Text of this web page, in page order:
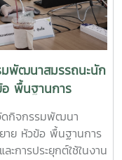
น ภายใต้แนวคิด "พลัง
นพื้นที่ สร้างนวัตกร
งยืน" . ผลงานวิจัย
ษฐกิจฐานรากด้วย
เห็ดโคนน้อยในโรง
งการโดย ดร.วุฒิ
ทยาลัยแม่โจ้ ร่วมกับ
ชรพงศ์ โพธา จาก
ผลงานได้รับรางวัล
พัฒนาสมรรถนะนัก
อ พื้นฐานการ
และการประยุกต์ใช้
กิจกรรมพัฒนา
าย หัวข้อ พื้นฐานการ
ะการประยุกต์ใช้ในงาน